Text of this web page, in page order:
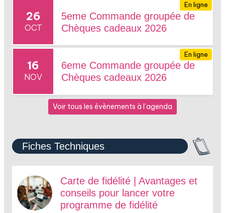
26
OCT
5eme Commande groupée de
Chèques cadeaux 2026
En ligne
16
NOV
6eme Commande groupée de
Chèques cadeaux 2026
En ligne
Voir tous les évènements à l’agenda
Fiches Techniques
Carte de fidélité | Avantages et
conseils pour lancer votre
programme de fidélité